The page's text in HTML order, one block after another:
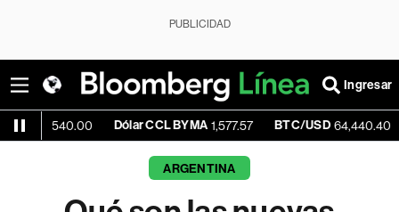
PUBLICIDAD
Ingresar
Dólar CCL BYMA 1,577.57 BTC/USD 64,440.40 +0.22%
ARGENTINA